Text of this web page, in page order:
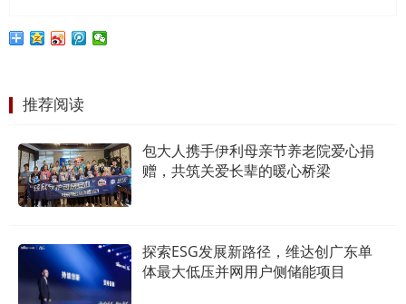
推荐阅读
包大人携手伊利母亲节养老院爱心捐
赠，共筑关爱长辈的暖心桥梁
探索ESG发展新路径，维达创广东单
体最大低压并网用户侧储能项目